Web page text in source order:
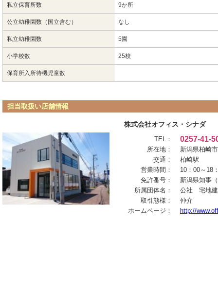
私立保育所数 9か所
公立幼稚園数（国立含む） なし
私立幼稚園数 5園
小学校数 25校
保育所入所待機児童数
担当取扱い店舗情報
株式会社オフィス・シナダ
TEL： 0257-41-
所在地：
新潟県柏崎
交通：
柏崎駅
営業時間：
10：00～18
免許番号：
新潟県知事
所属団体名：
公社 宅地
取引態様：
仲介
ホームページ：
http://